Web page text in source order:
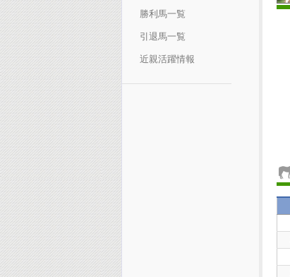
勝利馬一覧
引退馬一覧
近親活躍情報